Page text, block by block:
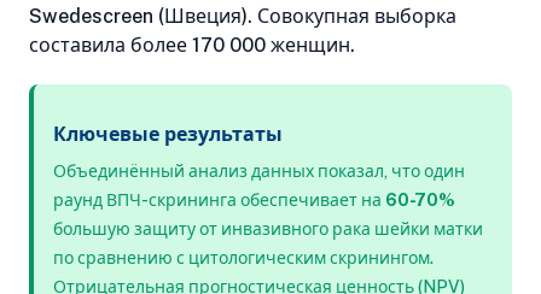
Swedescreen (Швеция). Совокупная выборка
составила более 170 000 женщин.
Ключевые результаты
Объединённый анализ данных показал, что один
раунд ВПЧ-скрининга обеспечивает на 60-70%
большую защиту от инвазивного рака шейки матки
по сравнению с цитологическим скринингом.
Отрицательная прогностическая ценность (NPV)